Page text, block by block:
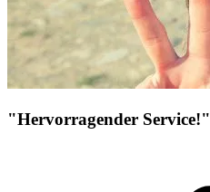
"Hervorragender Service!"